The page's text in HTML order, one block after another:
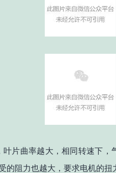
叶片曲率越大，相同转速下，
的阻力也越大，要求电机的扭